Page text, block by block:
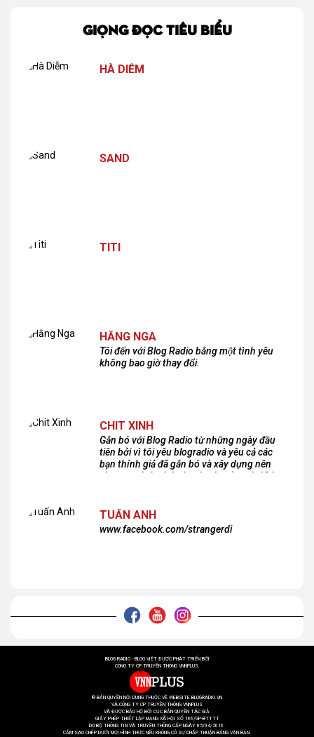
GIỌNG ĐỌC TIÊU BIỂU
HÀ DIỄM
SAND
TITI
HẰNG NGA
Tôi đến với Blog Radio bằng một tình yêu
không bao giờ thay đổi.
CHIT XINH
Gắn bó với Blog Radio từ những ngày đầu
tiên bởi vì tôi yêu blogradio và yêu cả các
bạn thính giả đã gắn bó và xây dựng nên
chương trình phát thanh xúc cảm này!Cám
TUẤN ANH
www.facebook.com/strangerdi
BLOG RADIO - BLOG VIỆT ĐƯỢC PHÁT TRIỂN BỞI
CÔNG TY CP TRUYỀN THÔNG VNNPLUS.
® BẢN QUYỀN NỘI DUNG THUỘC VỀ WEBSITE BLOGRADIO.VN
VÀ CÔNG TY CP TRUYỀN THÔNG VNNPLUS
VÀ ĐƯỢC BẢO HỘ BỞI CỤC BẢN QUYỀN TÁC GIẢ.
GIẤY PHÉP THIẾT LẬP MẠNG XÃ HỘI SỐ 166/GP-BTTTT
DO BỘ THÔNG TIN VÀ TRUYỀN THÔNG CẤP NGÀY 05/04/2016.
CẤM SAO CHÉP DƯỚI MỌI HÌNH THỨC NẾU KHÔNG CÓ SỰ CHẤP THUẬN BẰNG VĂN BẢN.